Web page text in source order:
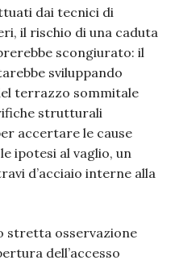
dai tecnici di
il rischio di una caduta
scongiurato: il
sviluppando
terrazzo sommitale
strutturali
accertare le cause
ipotesi al vaglio, un
d’acciaio interne alla
stretta osservazione
dell’accesso